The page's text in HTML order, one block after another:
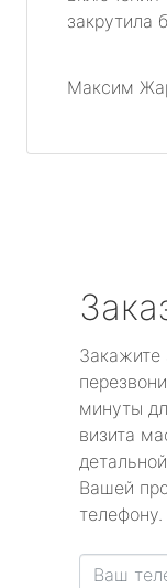
закрутила
Максим
Закажите
минуты
визита
Вашей
телефону.